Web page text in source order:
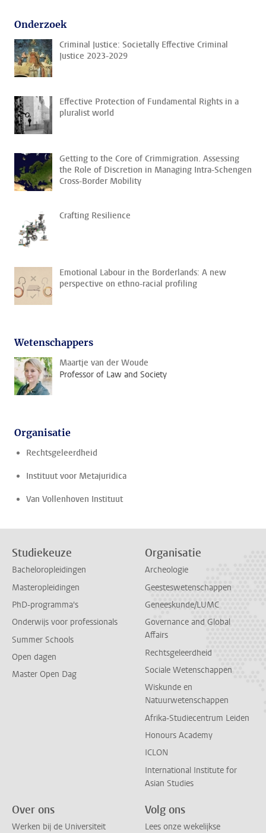
Onderzoek
Criminal Justice: Societally Effective Criminal
Justice 2023-2029
Effective Protection of Fundamental Rights in a
pluralist world
Getting to the Core of Crimmigration. Assessing
the Role of Discretion in Managing Intra-Schengen
Cross-Border Mobility
Crafting Resilience
Emotional Labour in the Borderlands: A new
perspective on ethno-racial profiling
Wetenschappers
Maartje van der Woude
Professor of Law and Society
Organisatie
Rechtsgeleerdheid
Instituut voor Metajuridica
Van Vollenhoven Instituut
Studiekeuze
Bacheloropleidingen
Masteropleidingen
PhD-programma's
Onderwijs voor professionals
Summer Schools
Open dagen
Master Open Dag
Organisatie
Archeologie
Geesteswetenschappen
Geneeskunde/LUMC
Governance and Global
Affairs
Rechtsgeleerdheid
Sociale Wetenschappen
Wiskunde en
Natuurwetenschappen
Afrika-Studiecentrum Leiden
Honours Academy
ICLON
International Institute for
Asian Studies
Over ons
Werken bij de Universiteit
Volg ons
Lees onze wekelijkse